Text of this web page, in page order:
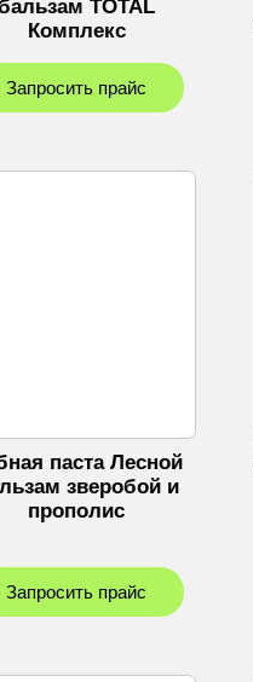
TOTAL
Комплекс
Запросить прайс
паста Лесной
зверобой и
прополис
Запросить прайс